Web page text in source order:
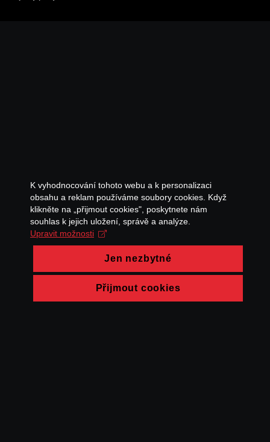
K vyhodnocování tohoto webu a k personalizaci
obsahu a reklam používáme soubory cookies. Když
klikněte na „přijmout cookies", poskytnete nám
souhlas k jejich uložení, správě a analýze.
Upravit možnosti
Jen nezbytné
Přijmout cookies